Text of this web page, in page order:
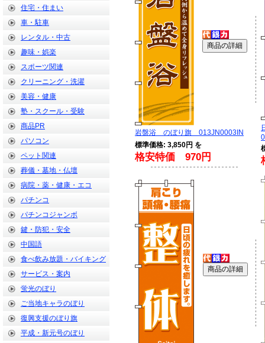
住宅・住まい
車・駐車
レンタル・中古
趣味・娯楽
スポーツ関連
クリーニング・洗濯
美容・健康
塾・スクール・受験
商品PR
パソコン
ペット関連
葬儀・墓地・仏壇
病院・薬・健康・エコ
パチンコ
パチンコジャンボ
鍵・防犯・安全
中国語
食べ飲み放題・バイキング
サービス・案内
蛍光のぼり
ご当地キャラのぼり
復興支援のぼり旗
平成・新元号のぼり
岩盤浴 のぼり旗 013JN0003IN
標準価格: 3,850円 を
格安特価 970円